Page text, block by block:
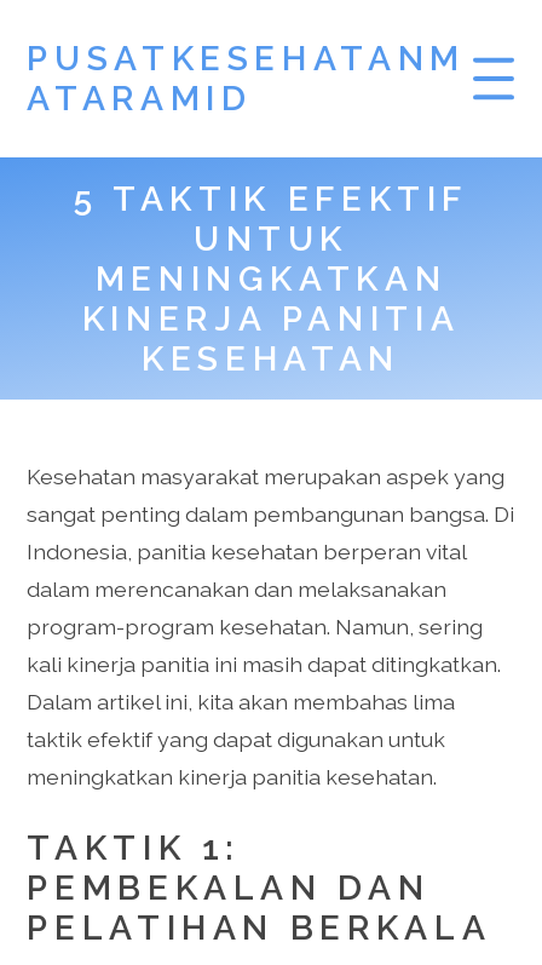
PUSATKESEHATANM
ATARAMID
5 TAKTIK EFEKTIF
UNTUK
MENINGKATKAN
KINERJA PANITIA
KESEHATAN
Kesehatan masyarakat merupakan aspek yang
sangat penting dalam pembangunan bangsa. Di
Indonesia, panitia kesehatan berperan vital
dalam merencanakan dan melaksanakan
program-program kesehatan. Namun, sering
kali kinerja panitia ini masih dapat ditingkatkan.
Dalam artikel ini, kita akan membahas lima
taktik efektif yang dapat digunakan untuk
meningkatkan kinerja panitia kesehatan.
TAKTIK 1:
PEMBEKALAN DAN
PELATIHAN BERKALA